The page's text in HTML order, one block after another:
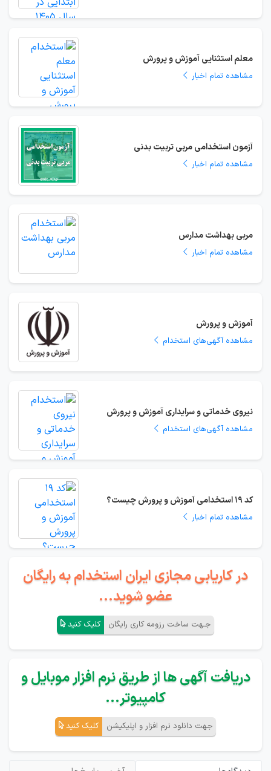
معلم استثنایی آموزش و پرورش
مشاهده تمام اخبار
آزمون استخدامی مربی تربیت بدنی
مشاهده تمام اخبار
مربی بهداشت مدارس
مشاهده تمام اخبار
آموزش و پرورش
مشاهده آگهی‌های استخدام
نیروی خدماتی و سرایداری آموزش و پرورش
مشاهده آگهی‌های استخدام
کد 19 استخدامی آموزش و پرورش چیست؟
مشاهده تمام اخبار
در کاریابی مجازی ایران استخدام به رایگان
عضو شوید...
جـهت ساخت رزومه کاری رایگان کلیک کنید
دریافت آگهی ها از طریق نرم افزار موبایل و
کامپیوتر...
جهت دانلود نرم افزار و اپلیکیشن کلیک کنید